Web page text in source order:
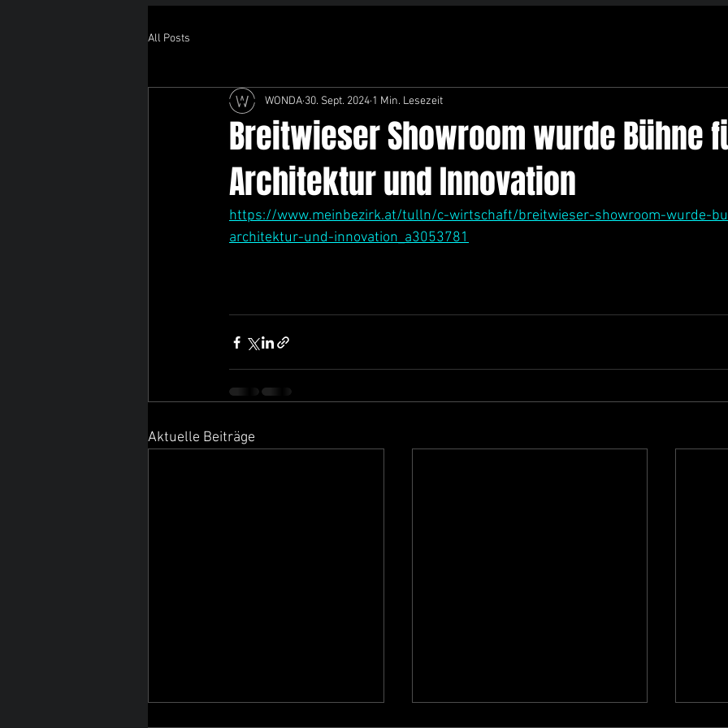
All Posts
Breitwieser Showroom wurde Bühne
Architektur und Innovation
WONDA 30. Sept. 2024 1 Min. Lesezeit
https://www.meinbezirk.at/tulln/c-wirtschaft/breitwieser-showroom-wurde-
architektur-und-innovation_a3053781
Aktuelle Beiträge